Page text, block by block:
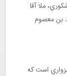
ملا آقا
بن معصوم
حواشي سبزواري است كه